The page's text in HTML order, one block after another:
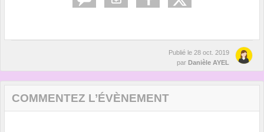
Publié le 28 oct. 2019
par Danièle AYEL
COMMENTEZ L’ÉVÈNEMENT